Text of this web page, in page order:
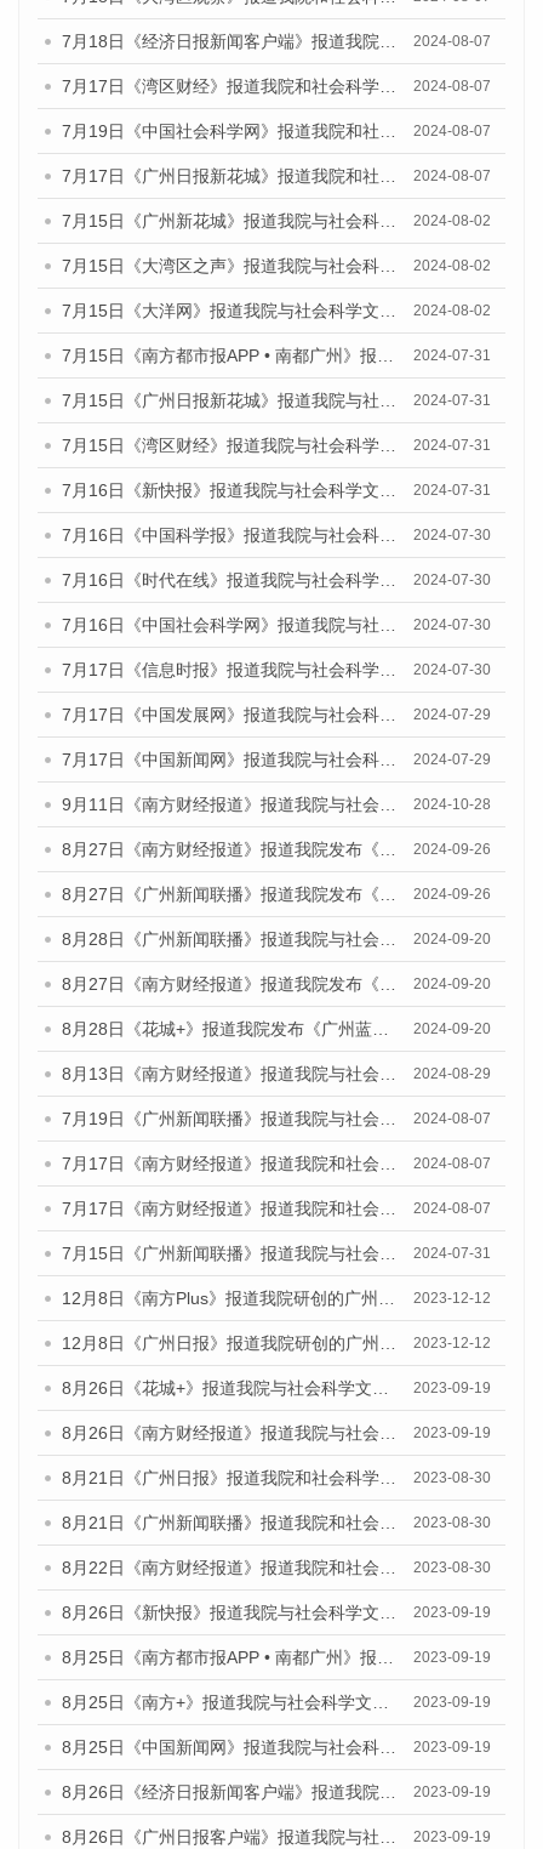
7月18日《经济日报新闻客户端》报道我院和社会科学文献出版社联合发布《广州蓝皮书：广州数字经济发展报告（2024）》的媒体文章 2024-08-07
7月17日《湾区财经》报道我院和社会科学文献出版社联合发布《广州蓝皮书：广州数字经济发展报告（2024）》的媒体文章 2024-08-07
7月19日《中国社会科学网》报道我院和社会科学文献出版社联合发布《广州数字经济发展报告（2024）》蓝皮书的媒体文章 2024-08-07
7月17日《广州日报新花城》报道我院和社会科学文献出版社联合发布《广州蓝皮书：广州数字经济发展报告（2024）》的媒体文章 2024-08-07
7月15日《广州新花城》报道我院与社会科学文献出版社联合发布《广州蓝皮书：广州社会发展报告(2024)》的媒体文章 2024-08-02
7月15日《大湾区之声》报道我院与社会科学文献出版社联合发布《广州蓝皮书：广州社会发展报告(2024)》的媒体文章 2024-08-02
7月15日《大洋网》报道我院与社会科学文献出版社联合发布《广州蓝皮书：广州社会发展报告(2024)》的媒体文章 2024-08-02
7月15日《南方都市报APP • 南都广州》报道我院与社会科学文献出版社联合发布《广州蓝皮书：广州社会发展报告(2024)》的媒体文章 2024-07-31
7月15日《广州日报新花城》报道我院与社会科学文献出版社联合发布《广州蓝皮书：广州社会发展报告(2024)》的媒体文章 2024-07-31
7月15日《湾区财经》报道我院与社会科学文献出版社联合发布《广州蓝皮书：广州社会发展报告(2024)》的媒体文章 2024-07-31
7月16日《新快报》报道我院与社会科学文献出版社联合发布《广州蓝皮书：广州社会发展报告(2024)》的媒体文章 2024-07-31
7月16日《中国科学报》报道我院与社会科学文献出版社联合发布《广州蓝皮书：广州社会发展报告(2024)》的媒体文章 2024-07-30
7月16日《时代在线》报道我院与社会科学文献出版社联合发布《广州蓝皮书：广州社会发展报告(2024)》的媒体文章 2024-07-30
7月16日《中国社会科学网》报道我院与社会科学文献出版社联合发布《广州蓝皮书：广州社会发展报告(2024)》的媒体文章 2024-07-30
7月17日《信息时报》报道我院与社会科学文献出版社联合发布《广州蓝皮书：广州社会发展报告(2024)》的媒体文章 2024-07-30
7月17日《中国发展网》报道我院与社会科学文献出版社联合发布《广州蓝皮书：广州社会发展报告(2024)》的媒体文章 2024-07-29
7月17日《中国新闻网》报道我院与社会科学文献出版社联合发布《广州蓝皮书：广州社会发展报告(2024)》的媒体文章 2024-07-29
9月11日《南方财经报道》报道我院与社会科学文献出版社联合发布了《广州蓝皮书：广州金融发展报告（2024）》的视频采访 2024-10-28
8月27日《南方财经报道》报道我院发布《广州蓝皮书：广州创新型城市发展报告（2024）》的视频采访 2024-09-26
8月27日《广州新闻联播》报道我院发布《广州蓝皮书：广州创新型城市发展报告（2024）》的视频采访 2024-09-26
8月28日《广州新闻联播》报道我院与社会科学文献出版社联合发布《广州蓝皮书：广州城市国际化发展报告（2024）》的视频采访 2024-09-20
8月27日《南方财经报道》报道我院发布《广州蓝皮书：广州创新型城市发展报告（2024）》的视频采访 2024-09-20
8月28日《花城+》报道我院发布《广州蓝皮书：广州城市国际化发展报告（2024）》的视频采访 2024-09-20
8月13日《南方财经报道》报道我院与社会科学文献出版社联合发布的《广州蓝皮书：广州国际商贸中心发展报告（2024）》视频采访 2024-08-29
7月19日《广州新闻联播》报道我院与社会科学文献出版社联合发布《广州蓝皮书：广州社会发展报告(2024)》的视频采访 2024-08-07
7月17日《南方财经报道》报道我院和社会科学文献出版社联合发布《广州蓝皮书：广州数字经济发展报告（2024）》的视频采访 2024-08-07
7月17日《南方财经报道》报道我院和社会科学文献出版社联合发布《广州蓝皮书：广州数字经济发展报告（2024）》的视频采访 2024-08-07
7月15日《广州新闻联播》报道我院与社会科学文献出版社联合发布《广州蓝皮书：广州社会发展报告(2024)》的视频采访 2024-07-31
12月8日《南方Plus》报道我院研创的广州蓝皮书系列荣获全国第十四届优秀皮书奖四项大奖的媒体文章 2023-12-12
12月8日《广州日报》报道我院研创的广州蓝皮书系列荣获全国第十四届优秀皮书奖四项大奖的媒体文章 2023-12-12
8月26日《花城+》报道我院与社会科学文献出版社联合发布《广州蓝皮书：广州创新型城市发展报告（2023）》的视频采访 2023-09-19
8月26日《南方财经报道》报道我院与社会科学文献出版社联合发布《广州蓝皮书：广州创新型城市发展报告（2023）》的视频采访 2023-09-19
8月21日《广州日报》报道我院和社会科学文献出版社联合发布《广州数字经济发展报告（2023）》蓝皮书的视频采访 2023-08-30
8月21日《广州新闻联播》报道我院和社会科学文献出版社联合发布《广州数字经济发展报告（2023）》蓝皮书的视频采访 2023-08-30
8月22日《南方财经报道》报道我院和社会科学文献出版社联合发布《广州数字经济发展报告（2023）》蓝皮书的视频采访 2023-08-30
8月26日《新快报》报道我院与社会科学文献出版社联合发布《广州蓝皮书：广州创新型城市发展报告（2023）》的媒体文章 2023-09-19
8月25日《南方都市报APP • 南都广州》报道我院与社会科学文献出版社联合发布《广州蓝皮书：广州创新型城市发展报告（2023）》的媒体文章 2023-09-19
8月25日《南方+》报道我院与社会科学文献出版社联合发布《广州蓝皮书：广州创新型城市发展报告（2023）》的媒体文章 2023-09-19
8月25日《中国新闻网》报道我院与社会科学文献出版社联合发布《广州蓝皮书：广州创新型城市发展报告（2023）》的媒体文章 2023-09-19
8月26日《经济日报新闻客户端》报道我院与社会科学文献出版社联合发布《广州蓝皮书：广州创新型城市发展报告（2023）》的媒体文章 2023-09-19
8月26日《广州日报客户端》报道我院与社会科学文献出版社联合发布《广州蓝皮书：广州创新型城市发展报告（2023）》的媒体文章 2023-09-19